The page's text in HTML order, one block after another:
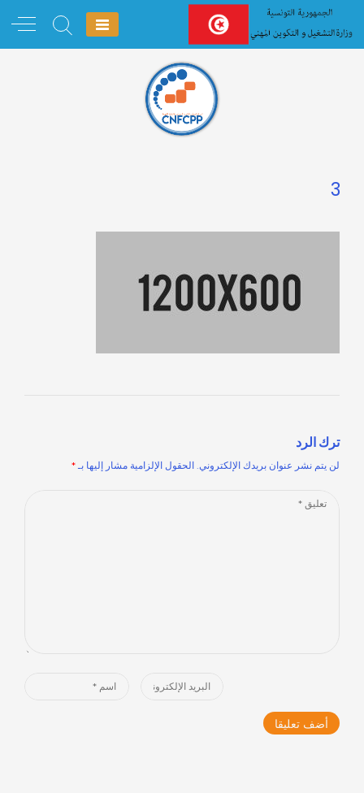
3
ترك الرد
لن يتم نشر عنوان بريدك الإلكتروني. الحقول الإلزامية مشار إليها بـ*
Comment
Name
Email